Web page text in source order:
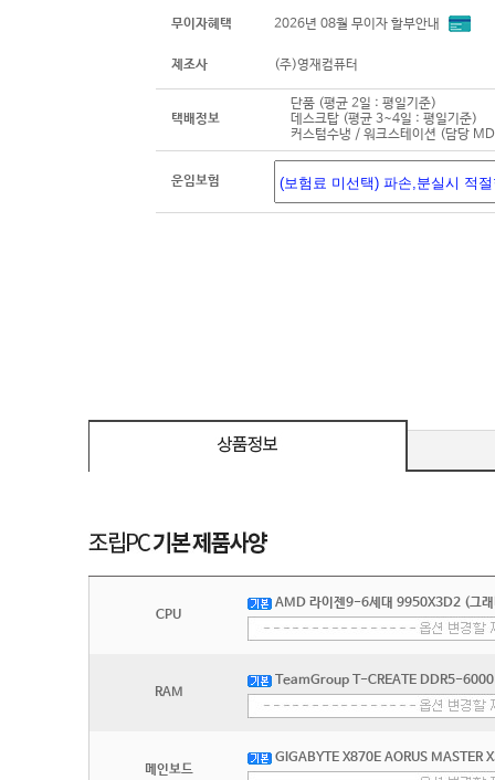
무이자혜택 2026년 08월 무이자 할부안내
제조사 (주)영재컴퓨터
택배정보
단품 (평균 2일 : 평일기준)
데스크탑 (평균 3~4일 : 평일기준)
커스텀수냉 / 워크스테이션 (담당
운임보험
CPU
AMD 라이젠9-6세대 9950X3D2 (그
RAM
TeamGroup T-CREATE DDR5-
메인보드
GIGABYTE X870E AORUS MASTER